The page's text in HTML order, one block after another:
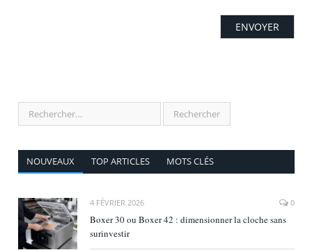
NOUVEAUX TOP ARTICLES MOTS CLÉS
4 FÉVRIER 2026 0
Boxer 30 ou Boxer 42 : dimensionner la cloche sans
surinvestir